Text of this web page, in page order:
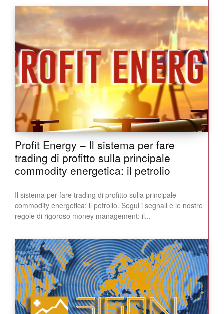
Profit Energy – Il sistema per fare
trading di profitto sulla principale
commodity energetica: il petrolio
Il sistema per fare trading di profitto sulla principale
commodity energetica: il petrolio. Segui i segnali e le nostre
regole di rigoroso money management: il...